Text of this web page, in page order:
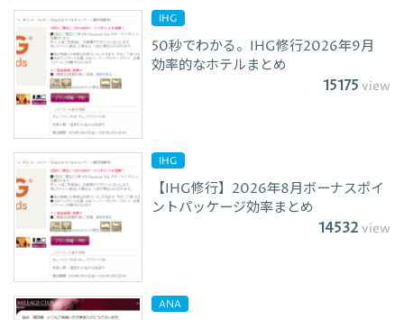
IHG
50秒でわかる。IHG修行2026年9月
効率的なホテルまとめ
15175 view
IHG
【IHG修行】2026年8月ボーナスポイ
ントパッケージ効率まとめ
14532 view
ANA